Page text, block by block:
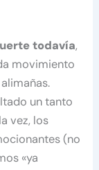
todavía,
movimiento
un tanto
vez, los
(no
«ya